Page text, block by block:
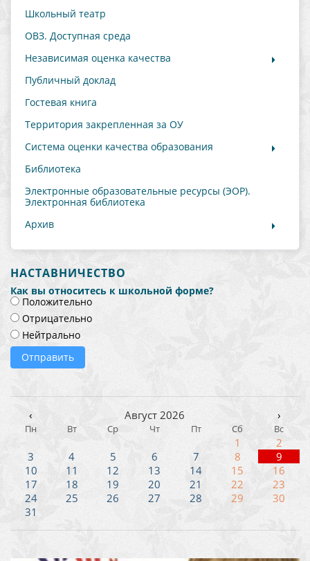
Школьный театр
ОВЗ. Доступная среда
Независимая оценка качества
Публичный доклад
Гостевая книга
Территория закрепленная за ОУ
Система оценки качества образования
Библиотека
Электронные образовательные ресурсы (ЭОР).
Электронная библиотека
Архив
НАСТАВНИЧЕСТВО
Как вы относитесь к школьной форме?
Положительно
Отрицательно
Нейтрально
Отправить
‹ Август 2026 ›
Пн Вт Ср Чт Пт Сб Вс
1
2
3
4 5 6 7 8
9
10
11 12 13 14 15
16
17
18 19 20 21 22
23
24
25 26 27 28 29
30
31